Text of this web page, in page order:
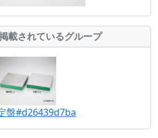
載されているグループ
盤#d26439d7ba